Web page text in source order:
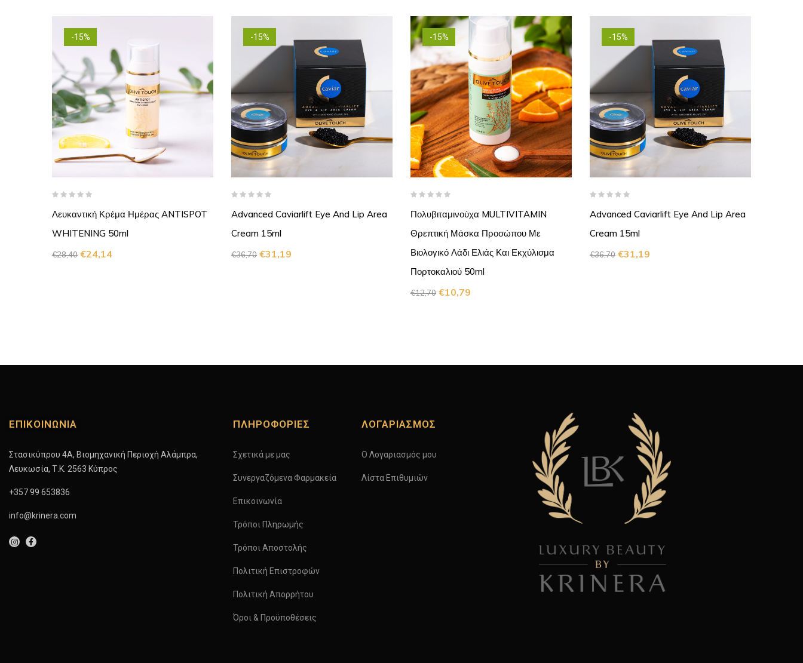
-15%
Λευκαντική Κρέμα Ημέρας ANTISPOT
WHITENING 50ml
€28,40 €24,14
-15%
Advanced Caviarlift Eye And Lip Area
Cream 15ml
€36,70 €31,19
-15%
Πολυβιταμινούχα MULTIVITAMIN
Θρεπτική Μάσκα Προσώπου Με
Βιολογικό Λάδι Ελιάς Και Εκχύλισμα
Πορτοκαλιού 50ml
€12,70 €10,79
-15%
Advanced Caviarlift Eye And Lip Area
Cream 15ml
€36,70 €31,19
ΕΠΙΚΟΙΝΩΝΙΑ
Στασικύπρου 4A, Βιομηχανική Περιοχή Αλάμπρα,
Λευκωσία, Τ.Κ. 2563 Κύπρος
+357 99 653836
info@krinera.com
ΠΛΗΡΟΦΟΡΙΕΣ
Σχετικά με μας
Συνεργαζόμενα Φαρμακεία
Επικοινωνία
Τρόποι Πληρωμής
Τρόποι Αποστολής
Πολιτική Επιστροφών
Πολιτική Απορρήτου
Όροι & Προϋποθέσεις
ΛΟΓΑΡΙΑΣΜΟΣ
Ο Λογαριασμός μου
Λίστα Επιθυμιών